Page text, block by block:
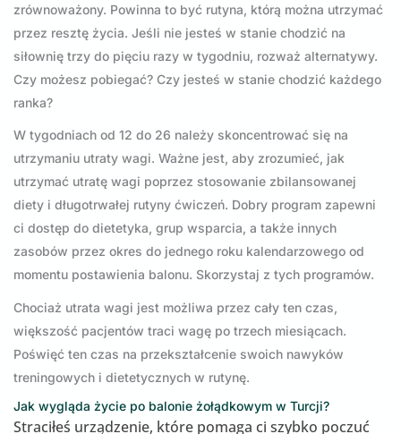
zrównoważony. Powinna to być rutyna, którą można utrzymać
przez resztę życia. Jeśli nie jesteś w stanie chodzić na
siłownię trzy do pięciu razy w tygodniu, rozważ alternatywy.
Czy możesz pobiegać? Czy jesteś w stanie chodzić każdego
ranka?
W tygodniach od 12 do 26 należy skoncentrować się na
utrzymaniu utraty wagi. Ważne jest, aby zrozumieć, jak
utrzymać utratę wagi poprzez stosowanie zbilansowanej
diety i długotrwałej rutyny ćwiczeń. Dobry program zapewni
ci dostęp do dietetyka, grup wsparcia, a także innych
zasobów przez okres do jednego roku kalendarzowego od
momentu postawienia balonu. Skorzystaj z tych programów.
Chociaż utrata wagi jest możliwa przez cały ten czas,
większość pacjentów traci wagę po trzech miesiącach.
Poświęć ten czas na przekształcenie swoich nawyków
treningowych i dietetycznych w rutynę.
Jak wygląda życie po balonie żołądkowym w Turcji?
Straciłeś urządzenie, które pomaga ci szybko poczuć